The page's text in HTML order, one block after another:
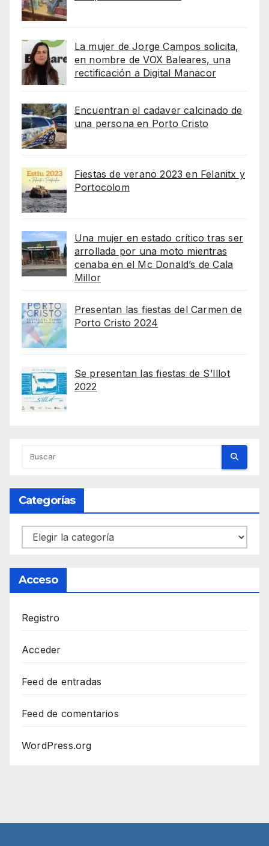
La mujer de Jorge Campos solicita,
en nombre de VOX Baleares, una
rectificación a Digital Manacor
Encuentran el cadaver calcinado de
una persona en Porto Cristo
Fiestas de verano 2023 en Felanitx y
Portocolom
Una mujer en estado crítico tras ser
arrollada por una moto mientras
cenaba en el Mc Donald’s de Cala
Millor
Presentan las fiestas del Carmen de
Porto Cristo 2024
Se presentan las fiestas de S’Illot
2022
Categorías
Categorías
Acceso
Registro
Acceder
Feed de entradas
Feed de comentarios
WordPress.org